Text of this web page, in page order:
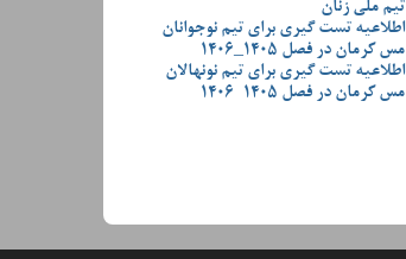
تیم ملی زنان
اطلاعیه تست گیری برای تیم نوجوانان
مس کرمان در فصل 1405_1406
اطلاعیه تست گیری برای تیم نونهالان
مس کرمان در فصل 1405-1406